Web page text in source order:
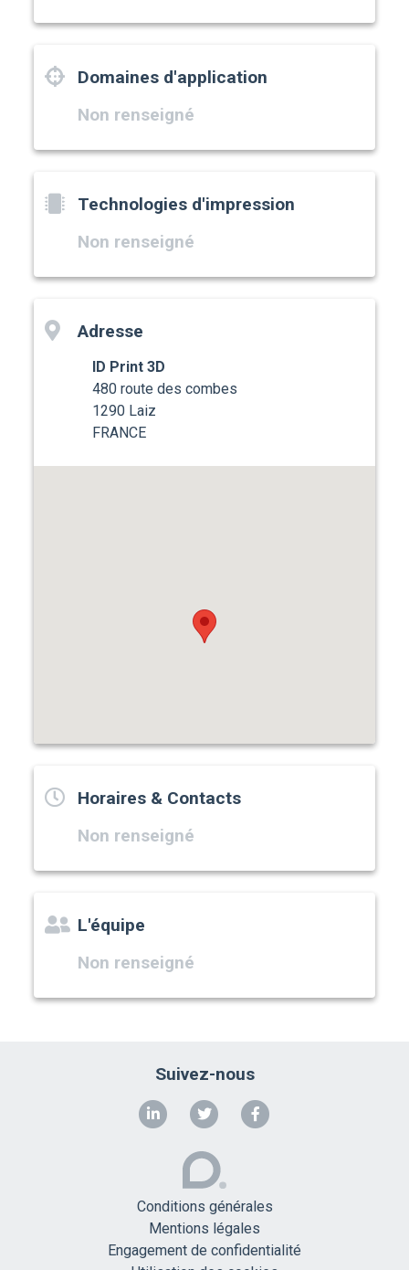
Domaines d'application
Non renseigné
Technologies d'impression
Non renseigné
Adresse
ID Print 3D
480 route des combes
1290 Laiz
FRANCE
Horaires & Contacts
Non renseigné
L'équipe
Non renseigné
Suivez-nous
Conditions générales
Mentions légales
Engagement de confidentialité